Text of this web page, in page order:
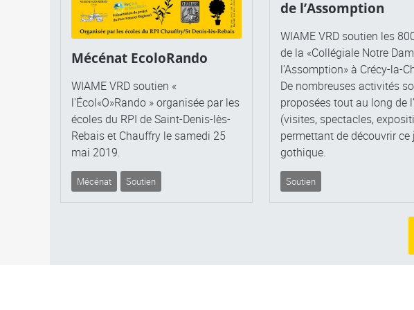
Mécénat EcoloRando
WIAME VRD soutien «
l'Écol«O»Rando » organisée par les
écoles du RPI de Saint-Denis-lès-
Rebais et Chauffry le samedi 25
mai 2019.
Mécénat Soutien
de l’Assomption
WIAME VRD soutien les
de la «Collégiale Notre
l’Assomption» à Crécy-la-
De nombreuses activités
proposées tout au long de
(visites, spectacles,
permettant de découvrir ce
gothique.
Soutien